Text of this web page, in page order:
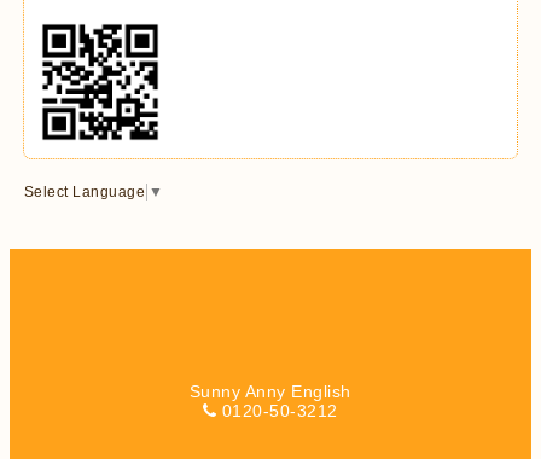
Select Language ▼
Sunny Anny English
0120-50-3212